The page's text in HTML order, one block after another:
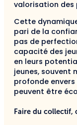
valorisation des
Cette
pari de la
pas de
capacité des
en leurs
jeunes, souvent
profonde envers
peuvent être
Faire du collectif,